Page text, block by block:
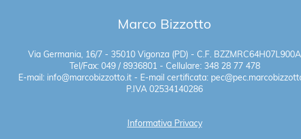
Marco Bizzotto
Via Germania, 16/7 - 35010 Vigonza (PD) - C.F. BZZMRC64H07L900A
Tel/Fax: 049 / 8936801 - Cellulare: 348 28 77 478
E-mail: info@marcobizzotto.it - E-mail certificata:
P.IVA 02534140286
Informativa Privacy